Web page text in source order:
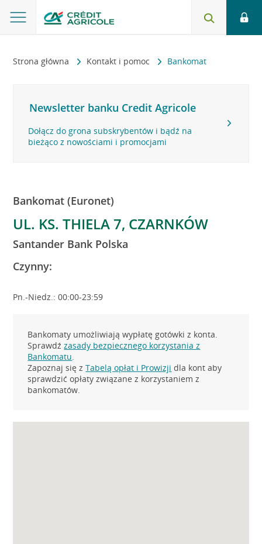
Strona główna Kontakt i pomoc Bankomat
Newsletter banku Credit Agricole
Dołącz do grona subskrybentów i bądź na
bieżąco z nowościami i promocjami
Bankomat (Euronet)
UL. KS. THIELA 7, CZARNKÓW
Santander Bank Polska
Czynny:
Pn.-Niedz.: 00:00-23:59
Bankomaty umożliwiają wypłatę gotówki z konta.
Sprawdźzasady bezpiecznego korzystania z
Bankomatu.
Zapoznaj się zTabelą opłat i Prowizji dla kont aby
sprawdzić opłaty związane z korzystaniem z
bankomatów.